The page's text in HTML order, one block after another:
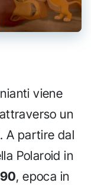
viene
un
. A partire dal
Polaroid in
, epoca in